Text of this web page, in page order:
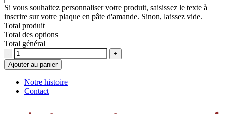
Si vous souhaitez personnaliser votre produit, saisissez le texte à
inscrire sur votre plaque en pâte d'amande. Sinon, laissez vide.
Total produit
Total des options
Total général
Quantité
Ajouter au panier
Notre histoire
Contact